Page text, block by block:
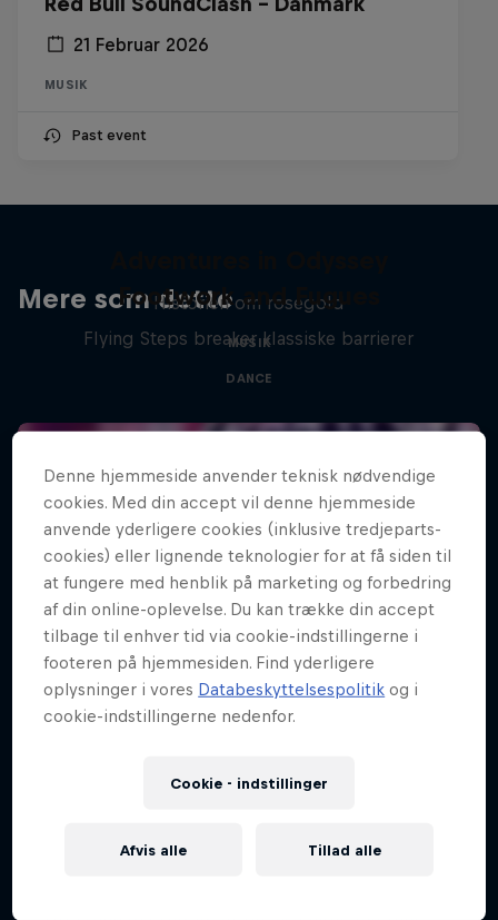
21 Februar 2026
MUSIK
Past event
Mere som detteHistorien om rosegold
MUSIK
Footwork and Fugues
Flying Steps breaker klassiske barrierer
DANCE
Denne hjemmeside anvender teknisk nødvendige
cookies. Med din accept vil denne hjemmeside
anvende yderligere cookies (inklusive tredjeparts-
cookies) eller lignende teknologier for at få siden til
at fungere med henblik på marketing og forbedring
af din online-oplevelse. Du kan trække din accept
tilbage til enhver tid via cookie-indstillingerne i
footeren på hjemmesiden. Find yderligere
oplysninger i vores Databeskyttelsespolitik og i
cookie-indstillingerne nedenfor.
Cookie - indstillinger
Afvis alle Tillad alle